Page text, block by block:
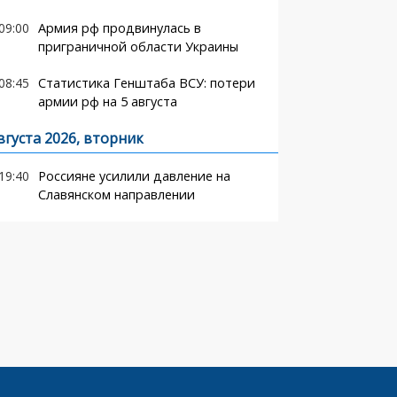
Армия рф продвинулась в
приграничной области Украины
Статистика Генштаба ВСУ: потери
армии рф на 5 августа
2026, вторник
Россияне усилили давление на
Славянском направлении